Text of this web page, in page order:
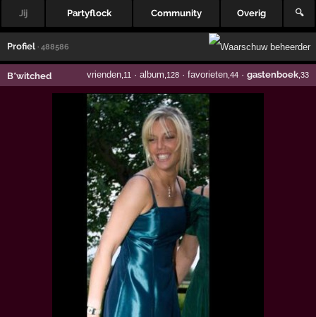
Jij Partyflock Community Overig 🔍
Profiel · 488586
B*witched vrienden,11 · album ,128· favorieten,44· gastenboek,33